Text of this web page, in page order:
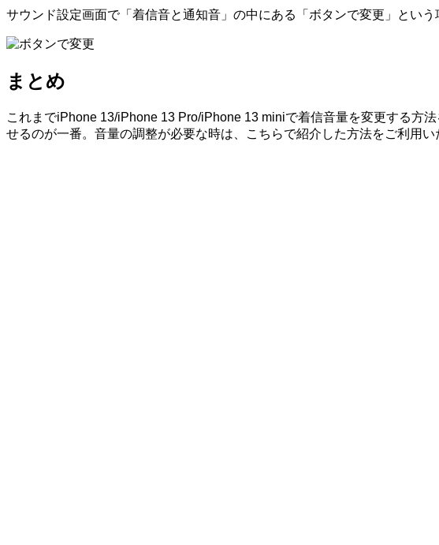
サウンド設定画面で「着信音と通知音」の中にある「ボタンで変更」とい
まとめ
これまでiPhone 13/iPhone 13 Pro/iPhone 13 miniで着信音量を変更する方
せるのが一番。音量の調整が必要な時は、こちらで紹介した方法をご利用い